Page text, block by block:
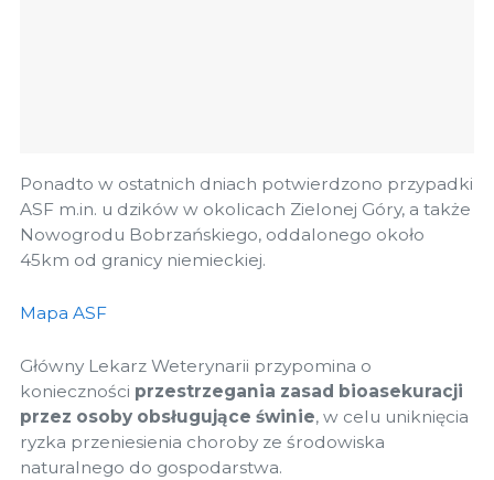
Ponadto w ostatnich dniach potwierdzono przypadki
ASF m.in. u dzików w okolicach Zielonej Góry, a także
Nowogrodu Bobrzańskiego, oddalonego około
45km od granicy niemieckiej.
Mapa ASF
Główny Lekarz Weterynarii przypomina o
konieczności przestrzegania zasad bioasekuracji
przez osoby obsługujące świnie, w celu uniknięcia
ryzka przeniesienia choroby ze środowiska
naturalnego do gospodarstwa.